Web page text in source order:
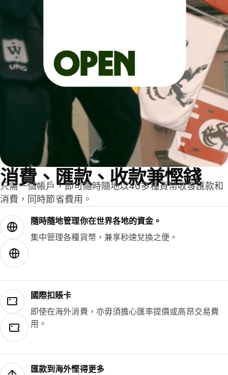
消費、匯款、收款兼慳錢
只需一個帳戶，即可隨時隨地以40多種貨幣收發匯款和
消費，同時節省費用。
隨時隨地管理你在世界各地的資金。
集中管理各種貨幣，兼享秒速兌換之便。
國際扣賬卡
即使在海外消費，亦毋須擔心匯率提價或高昂交易費
用。
匯款到海外慳得更多